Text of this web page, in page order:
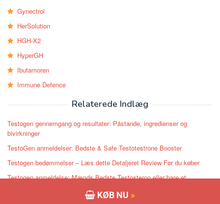
KØB NU »
Gynectrol
HerSolution
HGH-X2
HyperGH
Ibutamoren
Immune Defence
Relaterede Indlæg
Testogen gennemgang og resultater: Påstande, ingredienser og
bivirkninger
TestoGen anmeldelser: Bedste & Safe Testotestrone Booster
Testogen bedømmelser – Læs dette Detaljeret Review Før du køber
Testogen anmeldelse: Mænds Bedste Testosteron eller bare et
Anmeldelser Testogen – Testogen Testosteron Booster Fuld